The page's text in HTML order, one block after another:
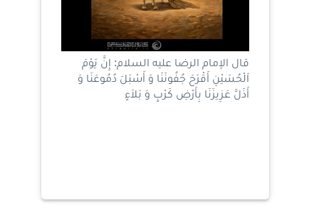
قال الإمام الرضا عليه السلام: إِنَّ يَوْمَ
اَلْحُسَيْنِ أَقْرَحَ جُفُونَنَا وَ أَسْبَلَ دُمُوعَنَا وَ
أَذَلَّ عَزِيزَنَا بِأَرْضِ كَرْبٍ وَ بَلاَءٍ